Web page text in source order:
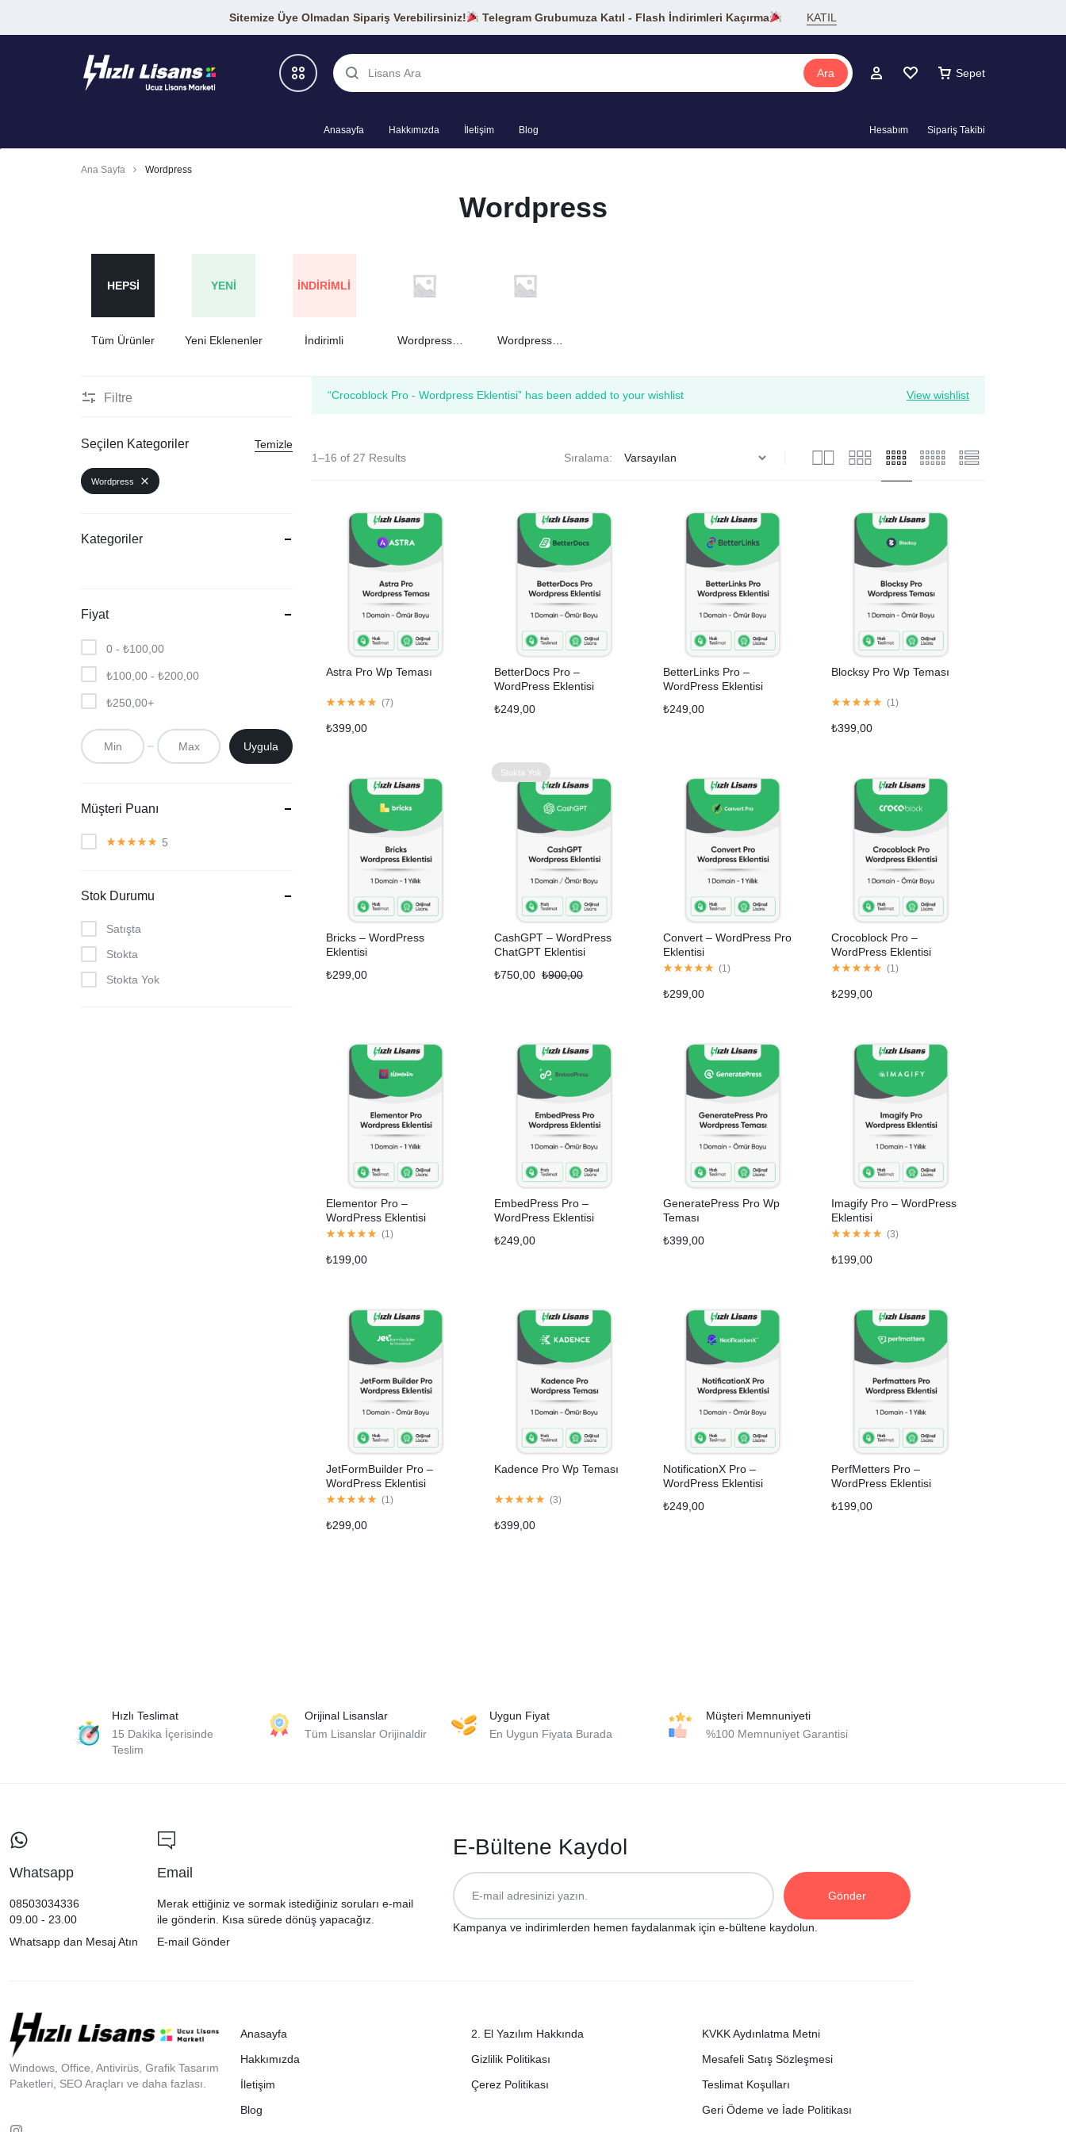
Sitemize Üye Olmadan Sipariş Verebilirsiniz! Telegram Grubumuza Katıl - Flash İndirimleri Kaçırma KATIL
SEO Araçları
VPN Programları
Yapay Zeka-Dil-Makale
Ara Sepet
Anasayfa Hakkımızda İletişim Blog Hesabım Sipariş Takibi
Ana Sayfa Wordpress
Wordpress
HEPSI
Tüm Ürünler
YENI
Yeni Eklenenler
İNDIRIMLI
İndirimli
Wordpress
Wordpress
View wishlist
“Crocoblock Pro - Wordpress Eklentisi” has been added to your wishlist
1–16 of 27 Results Sıralama:
Astra Pro Wp Teması
(7)
₺399,00
BetterDocs Pro –
WordPress Eklentisi
₺249,00
BetterLinks Pro –
WordPress Eklentisi
₺249,00
Blocksy Pro Wp Teması
(1 )
₺399,00
Bricks – WordPress
Eklentisi
₺299,00
Stokta Yok
CashGPT – WordPress
ChatGPT Eklentisi
₺900,00
₺750,00
Convert – WordPress Pro
Eklentisi
(1)
₺299,00
Crocoblock Pro –
WordPress Eklentisi
(1)
₺299,00
Elementor Pro –
WordPress Eklentisi
(1)
₺199,00
EmbedPress Pro –
WordPress Eklentisi
₺249,00
GeneratePress Pro Wp
Teması
₺399,00
Imagify Pro – WordPress
Eklentisi
(3)
₺199,00
JetFormBuilder Pro –
WordPress Eklentisi
(1)
₺299,00
Kadence Pro Wp Teması
(3)
₺399,00
NotificationX Pro –
WordPress Eklentisi
₺249,00
PerfMetters Pro –
WordPress Eklentisi
₺199,00
Filtre
Seçilen Kategoriler Temizle
Wordpress
Kategoriler
Fiyat
0 - ₺100,00
₺100,00 - ₺200,00
₺250,00+
Uygula
Müşteri Puanı
5
Stok Durumu
Satışta
Stokta
Stokta Yok
Hızlı Teslimat
15 Dakika İçerisinde
Teslim
Orijinal Lisanslar
Tüm Lisanslar Orijinaldir
Uygun Fiyat
En Uygun Fiyata Burada
Müşteri Memnuniyeti
%100 Memnuniyet Garantisi
Whatsapp
08503034336
09.00 - 23.00
Whatsapp dan Mesaj Atın
Email
Merak ettiğiniz ve sormak istediğiniz soruları e-mail
ile gönderin. Kısa sürede dönüş yapacağız.
E-mail Gönder
E-Bültene Kaydol
Kampanya ve indirimlerden hemen faydalanmak için e-bültene kaydolun.
Windows, Office, Antivirüs, Grafik Tasarım
Paketleri, SEO Araçları ve daha fazlası.
Anasayfa
Hakkımızda
İletişim
Blog
2. El Yazılım Hakkında
Gizlilik Politikası
Çerez Politikası
KVKK Aydınlatma Metni
Mesafeli Satış Sözleşmesi
Teslimat Koşulları
Geri Ödeme ve İade Politikası